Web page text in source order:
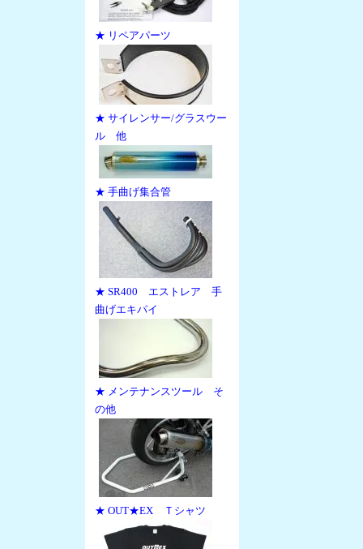
★ リペアパーツ
★ サイレンサー/グラスウー
ル 他
★ 手曲げ集合管
★ SR400 エストレア 手
曲げエキパイ
★ メンテナンスツール そ
の他
★ OUT★EX Ｔシャツ